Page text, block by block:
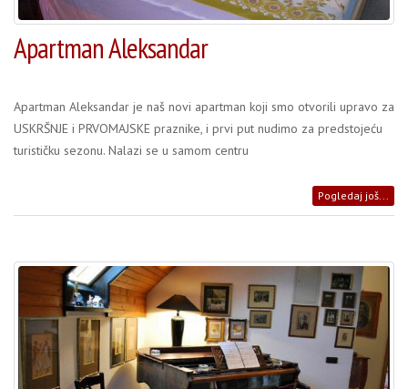
Apartman Aleksandar
Apartman Aleksandar je naš novi apartman koji smo otvorili upravo za
USKRŠNJE i PRVOMAJSKE praznike, i prvi put nudimo za predstojeću
turističku sezonu. Nalazi se u samom centru
Pogledaj još...